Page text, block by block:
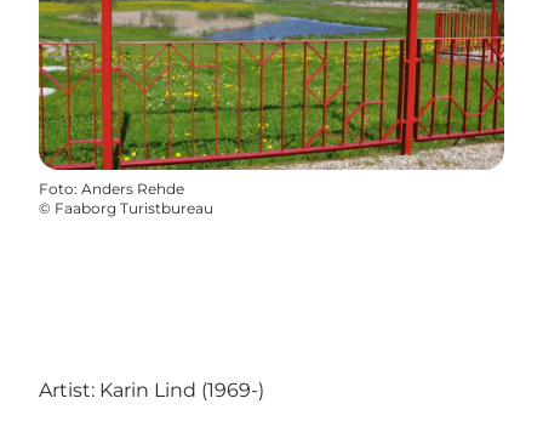
Foto: Anders Rehde
© Faaborg Turistbureau
Artist: Karin Lind (1969-)